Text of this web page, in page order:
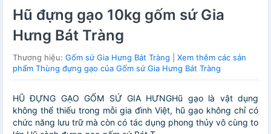
Hũ đựng gạo 10kg gốm sứ Gia
Hưng Bát Tràng
Thương hiệu: Gốm sứ Gia Hưng Bát Tràng
Xem thêm các sản
phẩm Thùng đựng gạo của Gốm sứ Gia Hưng Bát Tràng
HŨ ĐỰNG GẠO GỐM SỨ GIA HƯNGHũ gạo là vật dụng
không thể thiếu trong mỗi gia đình Việt, hũ gạo không chỉ có
chức năng lưu trữ mà còn có tác dụng phong thủy vô cùng to